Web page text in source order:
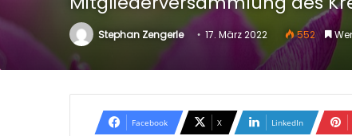
Stephan Zengerle 17. März 2022 552
Facebook X LinkedIn